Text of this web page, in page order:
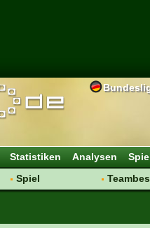
Statistiken Analysen
Spiel